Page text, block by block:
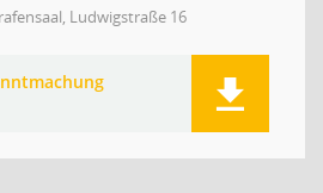
Ludwigstraße 16